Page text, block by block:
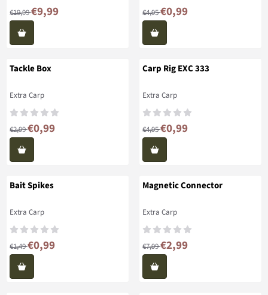
Van 19,99 voor 9,99
€19,99€9,99 Van 4,95 voor 0,99
€4,95€0,99
Tackle Box
Merk:
Extra Carp
Van 2,99 voor 0,99
€2,99€0,99
Carp Rig EXC 333
Merk:
Extra Carp
Van 4,95 voor 0,99
€4,95€0,99
Bait Spikes
Merk:
Extra Carp
Van 1,49 voor 0,99
€1,49€0,99
Magnetic Connector
Merk:
Extra Carp
Van 7,99 voor 2,99
€7,99€2,99